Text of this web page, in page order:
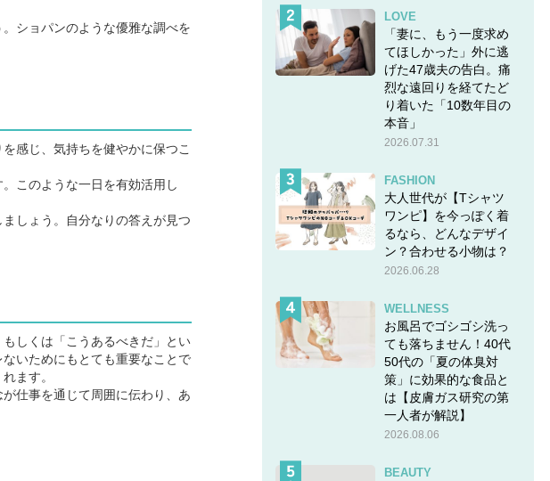
ショパンのような優雅な調べを
感じ、気持ちを健やかに保つこ
このような一日を有効活用し
しょう。自分なりの答えが見つ
しくは「こうあるべきだ」とい
いためにもとても重要なことで
ます。
仕事を通じて周囲に伝わり、あ
LOVE
「妻に、もう一度求め
てほしかった」外に逃
げた47歳夫の告白。痛
烈な遠回りを経てたど
り着いた「10数年目の
本音」
2026.07.31
FASHION
大人世代が【Tシャツ
ワンピ】を今っぽく着
るなら、どんなデザイ
ン？合わせる小物は？
2026.06.28
WELLNESS
お風呂でゴシゴシ洗っ
ても落ちません！40代
50代の「夏の体臭対
策」に効果的な食品と
は【皮膚ガス研究の第
一人者が解説】
2026.08.06
BEAUTY